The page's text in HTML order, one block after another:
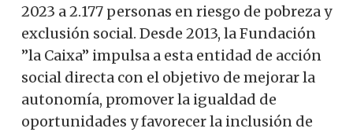
2023 a 2.177 personas en riesgo de pobreza y
exclusión social. Desde 2013, la Fundación
”la Caixa” impulsa a esta entidad de acción
social directa con el objetivo de mejorar la
autonomía, promover la igualdad de
oportunidades y favorecer la inclusión de